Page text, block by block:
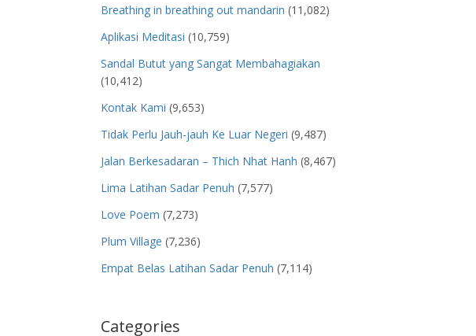
Breathing in breathing out mandarin (11,082)
Aplikasi Meditasi (10,759)
Sandal Butut yang Sangat Membahagiakan
(10,412)
Kontak Kami (9,653)
Tidak Perlu Jauh-jauh Ke Luar Negeri (9,487)
Jalan Berkesadaran – Thich Nhat Hanh (8,467)
Lima Latihan Sadar Penuh (7,577)
Love Poem (7,273)
Plum Village (7,236)
Empat Belas Latihan Sadar Penuh (7,114)
Categories